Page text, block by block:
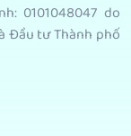
0101048047 do
Đầu tư Thành phố